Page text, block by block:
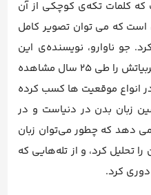
که کلمات تکه‌ی کوچکی از آن
است که می توان تصویر کامل
جو ناوارو، نویسنده‌ی این
کتاب، مامور سابق FBI است و تجربیاتش را طی ۲۵ سال مشاهده‌
انواع موقعیت ها کسب کرده
زبان بدن در دنیاست و در
دهد که چطور می‌توان زبان
تحلیل کرد، و از تله‌هایی که
دوری کرد.